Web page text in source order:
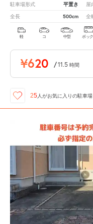
駐車場形式 平置き 屋
全長 500cm 全
軽 コ 中型 ボッ
¥620 /11.5 時間
25 人がお気に入りの駐車場